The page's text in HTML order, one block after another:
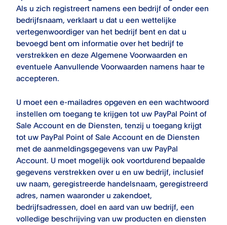
Als u zich registreert namens een bedrijf of onder een
bedrijfsnaam, verklaart u dat u een wettelijke
vertegenwoordiger van het bedrijf bent en dat u
bevoegd bent om informatie over het bedrijf te
verstrekken en deze Algemene Voorwaarden en
eventuele Aanvullende Voorwaarden namens haar te
accepteren.
U moet een e-mailadres opgeven en een wachtwoord
instellen om toegang te krijgen tot uw PayPal Point of
Sale Account en de Diensten, tenzij u toegang krijgt
tot uw PayPal Point of Sale Account en de Diensten
met de aanmeldingsgegevens van uw PayPal
Account. U moet mogelijk ook voortdurend bepaalde
gegevens verstrekken over u en uw bedrijf, inclusief
uw naam, geregistreerde handelsnaam, geregistreerd
adres, namen waaronder u zakendoet,
bedrijfsadressen, doel en aard van uw bedrijf, een
volledige beschrijving van uw producten en diensten